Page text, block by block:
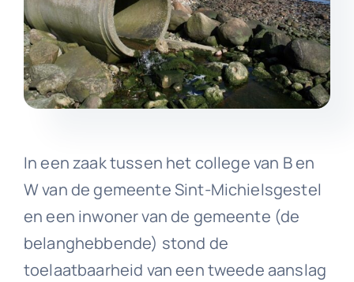
In een zaak tussen het college van B en
W van de gemeente Sint-Michielsgestel
en een inwoner van de gemeente (de
belanghebbende) stond de
toelaatbaarheid van een tweede aanslag